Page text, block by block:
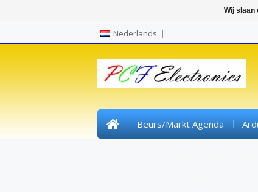
Nederlands
Beurs/markt Agenda
Wij slaan